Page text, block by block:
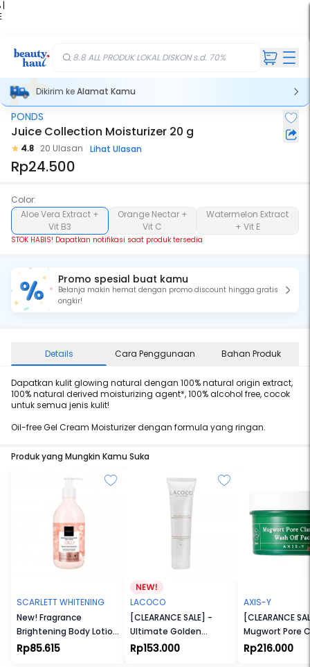
|
8.8 ALL PRODUK LOKAL DISKON s.d. 70%
Dikirim keAlamat Kamu
Stok Habis
PONDS
Juice Collection Moisturizer 20 g
4.8 20 Ulasan Lihat Ulasan
Rp24.500
Color:
Aloe Vera Extract +
Vit B3
Orange Nectar +
Vit C
Watermelon Extract
+ Vit E
STOK HABIS! Dapatkan notifikasi saat produk tersedia
Promo spesial buat kamu
Belanja makin hemat dengan promo discount hingga gratis
ongkir!
Details Cara Penggunaan Bahan Produk
Dapatkan kulit glowing natural dengan 100% natural origin extract,
100% natural derived moisturizing agent*, 100% alcohol free, cocok
untuk semua jenis kulit!
Oil-free Gel Cream Moisturizer dengan formula yang ringan.
Produk yang Mungkin Kamu Suka
SCARLETT WHITENING
New! Fragrance
Brightening Body Lotion
Bright Mood Booster
Rp85.615
LACOCO
[CLEARANCE SALE] -
Ultimate Golden
Swallow Facial Foam
Rp153.000
AXIS-Y
[CLEARANCE
Mugwort Pore
Wash Off Pack
Rp216.000